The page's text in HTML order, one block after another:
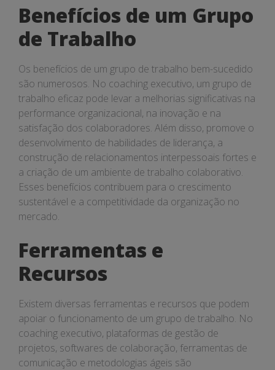
Benefícios de um Grupo
de Trabalho
Os benefícios de um grupo de trabalho bem-sucedido
são numerosos. No coaching executivo, um grupo de
trabalho eficaz pode levar a melhorias significativas na
performance organizacional, na inovação e na
satisfação dos colaboradores. Além disso, promove o
desenvolvimento de habilidades de liderança, a
construção de relacionamentos interpessoais fortes e
a criação de um ambiente de trabalho colaborativo.
Esses benefícios contribuem para o crescimento
sustentável e a competitividade da organização no
mercado.
Ferramentas e
Recursos
Existem diversas ferramentas e recursos que podem
apoiar o funcionamento de um grupo de trabalho. No
coaching executivo, plataformas de gestão de
projetos, softwares de colaboração, ferramentas de
comunicação e metodologias ágeis são